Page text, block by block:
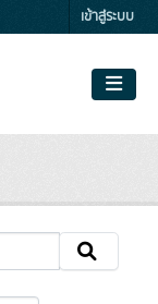
เข้าสู่ระบบ